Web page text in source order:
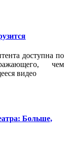
доступна по
чем
видео
Больше,